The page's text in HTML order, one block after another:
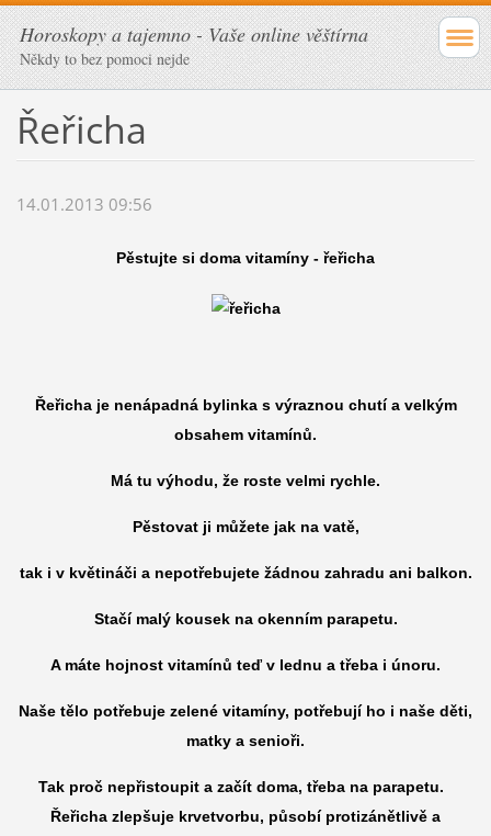
Horoskopy a tajemno - Vaše online věštírna
Někdy to bez pomoci nejde
Řeřicha
14.01.2013 09:56
Pěstujte si doma vitamíny - řeřicha
Řeřicha je nenápadná bylinka s výraznou chutí a velkým
obsahem vitamínů.
Má tu výhodu, že roste velmi rychle.
Pěstovat ji můžete jak na vatě,
tak i v květináči a nepotřebujete žádnou zahradu ani balkon.
Stačí malý kousek na okenním parapetu.
A máte hojnost vitamínů teď v lednu a třeba i únoru.
Naše tělo potřebuje zelené vitamíny, potřebují ho i naše děti,
matky a senioři.
Tak proč nepřistoupit a začít doma, třeba na parapetu.
Řeřicha zlepšuje krvetvorbu, působí protizánětlivě a